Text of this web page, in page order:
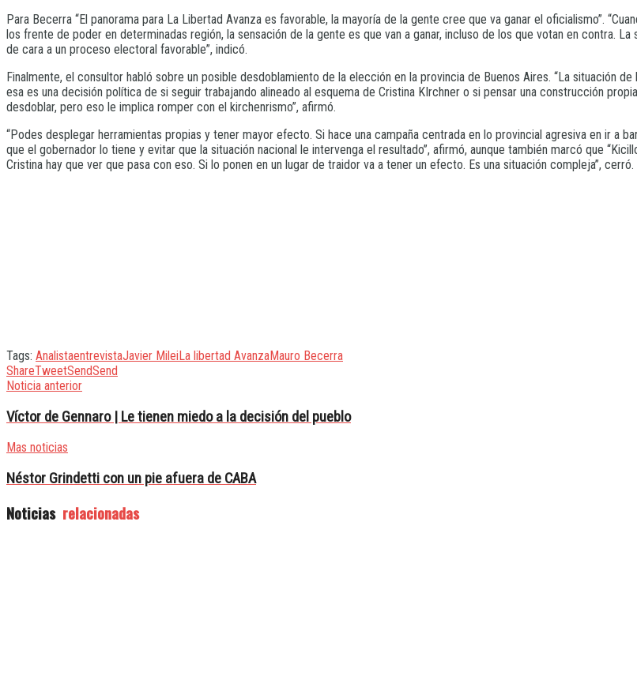
Para Becerra “El panorama para La Libertad Avanza es favorable, la mayoría de la gente cree que va ganar el oficialismo”.
los frente de poder en determinadas región, la sensación de la gente es que van a ganar, incluso de los que votan en contra.
de cara a un proceso electoral favorable”, indicó.
Finalmente, el consultor habló sobre un posible desdoblamiento de la elección en la provincia de Buenos Aires. “La situación
esa es una decisión política de si seguir trabajando alineado al esquema de Cristina KIrchner o si pensar una construcción
desdoblar, pero eso le implica romper con el kirchenrismo”, afirmó.
“Podes desplegar herramientas propias y tener mayor efecto. Si hace una campaña centrada en lo provincial agresiva en ir a
que el gobernador lo tiene y evitar que la situación nacional le intervenga el resultado”, afirmó, aunque también marcó que
Cristina hay que ver que pasa con eso. Si lo ponen en un lugar de traidor va a tener un efecto. Es una situación compleja”, cerró.
Tags: AnalistaentrevistaJavier MileiLa libertad AvanzaMauro Becerra
ShareTweetSendSend
Noticia anterior
Víctor de Gennaro | Le tienen miedo a la decisión del pueblo
Mas noticias
Néstor Grindetti con un pie afuera de CABA
Noticias relacionadas